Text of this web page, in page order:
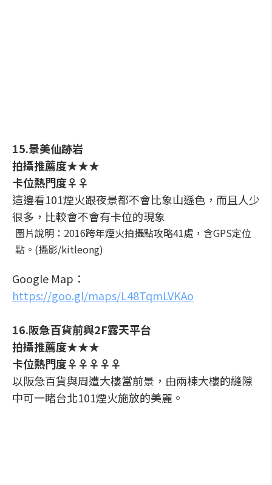
15.景美仙跡岩
拍攝推薦度★★★
卡位熱門度♀♀
這邊看101煙火跟夜景都不會比象山遜色，而且人少
很多，比較會不會有卡位的現象
圖片說明：2016跨年煙火拍攝點攻略41處，含GPS定位
點。(攝影/kitleong)
Google Map：
https://goo.gl/maps/L48TqmLVKAo
16.阪急百貨前與2F露天平台
拍攝推薦度★★★
卡位熱門度♀♀♀♀♀
以阪急百貨與周遭大樓當前景，由兩棟大樓的縫隙
中可一睹台北101煙火施放的美麗。